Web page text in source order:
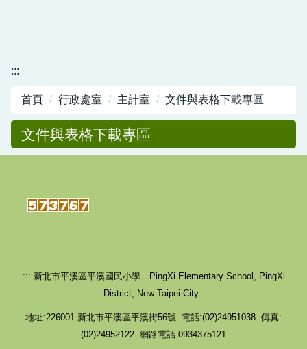
新北市平溪國小-職業安全衛生工作守則暨其他管
理計畫
:::
首頁 行政處室 主計室 文件與表格下載專區
文件與表格下載專區
::: 新北市平溪區平溪國民小學 PingXi Elementary School, PingXi
District, New Taipei City
地址:226001 新北市平溪區平溪街56號 電話:(02)24951038 傳真:
(02)24952122 網路電話:0934375121